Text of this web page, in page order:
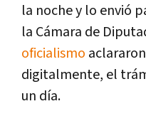
la noche y lo envió
la Cámara de
oficialismo
digitalmente, el
un día.